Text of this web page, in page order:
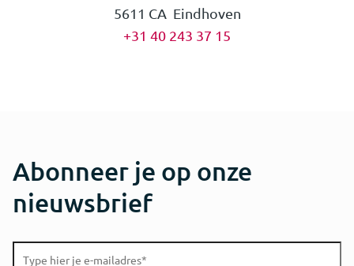
5611 CA Eindhoven
+31 40 243 37 15
Abonneer je op onze
nieuwsbrief